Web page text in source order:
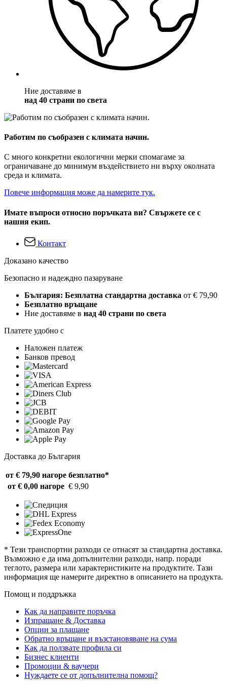
Ние доставяме в
над 40 страни по света
Работим по съобразен с климата начин.
С много конкретни екологични мерки спомагаме за
ограничаване до минимум въздействието ни върху околната
среда и климата.
Повече информация може да намерите тук.
Имате въпроси относно поръчката ви? Свържете се с
нашия екип.
Контакт
Доказано качество
Безопасно и надеждно пазаруване
България: Безплатна стандартна доставка от € 79,90
Безплатно връщане
Ние доставяме в над 40 страни по света
Платете удобно с
Наложен платеж
Банков превод
Доставка до България
от € 79,90 нагоре безплатно*
от € 0,00 нагоре € 9,90
* Тези транспортни разходи се отнасят за стандартна доставка.
Възможно е да има допълнителни разходи, напр. поради
теглото, размера или характеристиките на продуктите. Тази
информация ще намерите директно в описанието на продукта.
Помощ и поддръжка
Как да направите поръчка
Изпращане & Доставка
Опции за плащане
Обратно връщане и възстановяване на сума
Как да ползвате профила си
Бизнес клиенти
Промоции & ваучери
Нуждаете се от допълнителна помощ?